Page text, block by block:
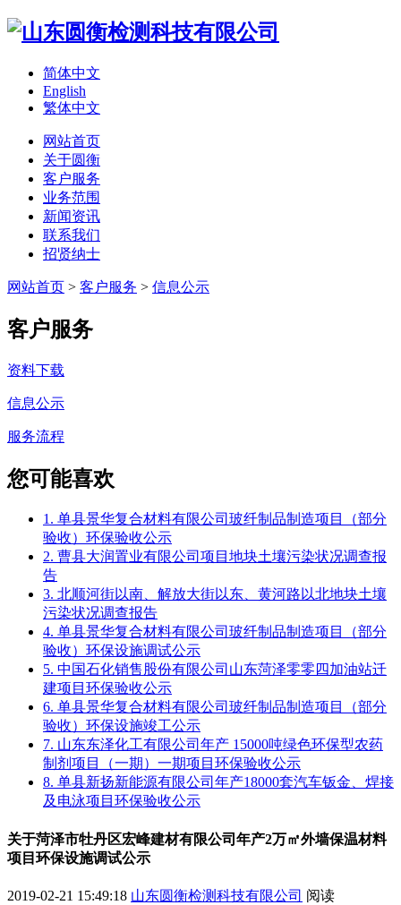
简体中文
English
繁体中文
网站首页
关于圆衡
客户服务
业务范围
新闻资讯
联系我们
招贤纳士
网站首页 > 客户服务 > 信息公示
客户服务
资料下载
信息公示
服务流程
您可能喜欢
1. 单县景华复合材料有限公司玻纤制品制造项目（部分
验收）环保验收公示
2. 曹县大润置业有限公司项目地块土壤污染状况调查报
告
3. 北顺河街以南、解放大街以东、黄河路以北地块土壤
污染状况调查报告
4. 单县景华复合材料有限公司玻纤制品制造项目（部分
验收）环保设施调试公示
5. 中国石化销售股份有限公司山东菏泽零零四加油站迁
建项目环保验收公示
6. 单县景华复合材料有限公司玻纤制品制造项目（部分
验收）环保设施竣工公示
7. 山东东泽化工有限公司年产 15000吨绿色环保型农药
制剂项目（一期）一期项目环保验收公示
8. 单县新扬新能源有限公司年产18000套汽车钣金、焊接
及电泳项目环保验收公示
关于菏泽市牡丹区宏峰建材有限公司年产2万㎡外墙保温材料
项目环保设施调试公示
2019-02-21 15:49:18 山东圆衡检测科技有限公司 阅读